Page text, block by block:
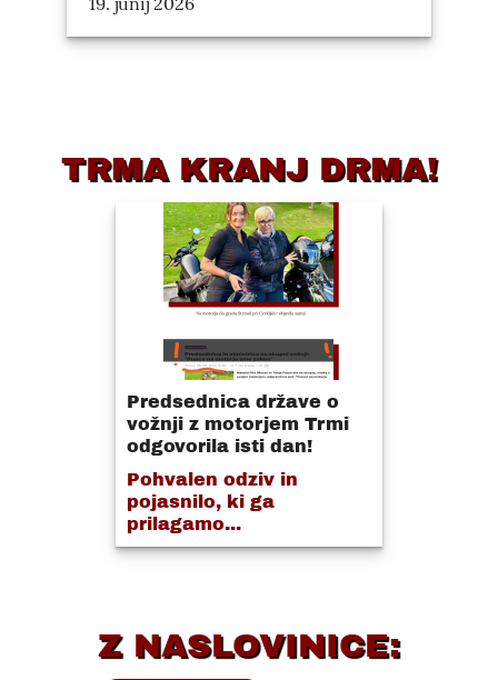
TRMA KRANJ DRMA!
Predsednica države o
vožnji z motorjem Trmi
odgovorila isti dan!
Pohvalen odziv in
pojasnilo, ki ga
prilagamo...
Z NASLOVINICE: